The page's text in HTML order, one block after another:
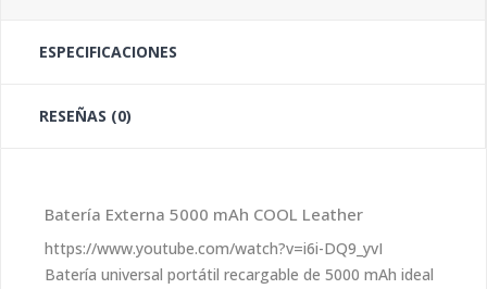
ESPECIFICACIONES
RESEÑAS (0)
Batería Externa 5000 mAh COOL Leather
https://www.youtube.com/watch?v=i6i-DQ9_yvI
Batería universal portátil recargable de 5000 mAh ideal